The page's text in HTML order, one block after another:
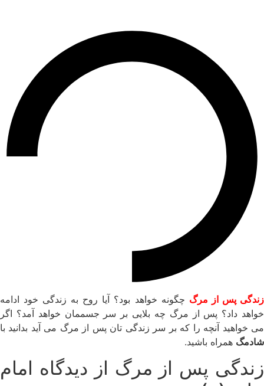
زندگی پس از مرگ چگونه خواهد بود؟ آیا روح به زندگی خود ادامه
خواهد داد؟ پس از مرگ چه بلایی بر سر جسممان خواهد آمد؟ اگر
می خواهید آنچه را که بر سر زندگی تان پس از مرگ می آید بدانید با
شادمگ همراه باشید.
زندگی پس از مرگ از دیدگاه امام